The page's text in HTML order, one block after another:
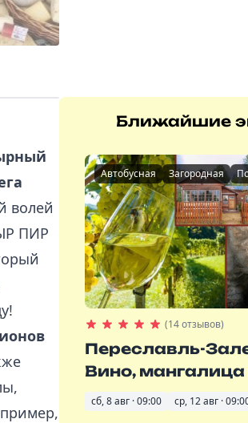
волей
ПИР
Ближайшие
Автобусная Загородная
(14 отзывов)
Переславль-
Вино, мангалица
сб, 8 авг · 09:00 ср, 12 авг ·